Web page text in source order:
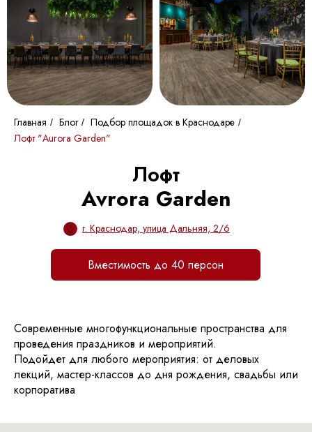
Главная / Блог / Подбор площадок в Краснодаре /
Лофт "Aurora Garden"
Лофт
Avrora Garden
г. Краснодар, улица Дальняя, 2/6
Вместимость до 40 персон
Современные многофункциональные пространства для
проведения праздников и мероприятий.
Подойдет для любого мероприятия: от деловых
лекций, мастер-классов до дня рождения, свадьбы или
корпоратива